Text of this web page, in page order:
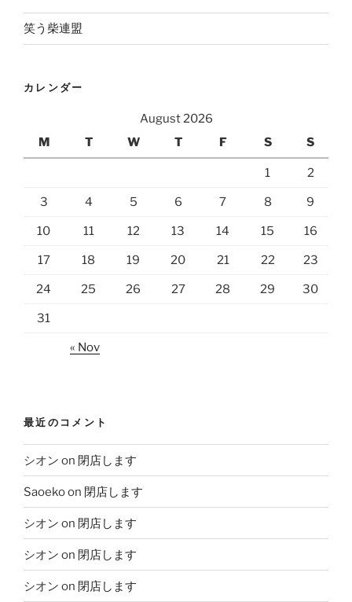
笑う柴連盟
カレンダー
August 2026
M
T W T F S S
1 2
3 4 5 6 7 8 9
10 11 12 13 14 15 16
17 18 19 20 21 22 23
24 25 26 27 28 29 30
31
« Nov
最近のコメント
シオン on 閉店します
Saoekoon 閉店します
シオン on 閉店します
シオン on 閉店します
シオン on 閉店します